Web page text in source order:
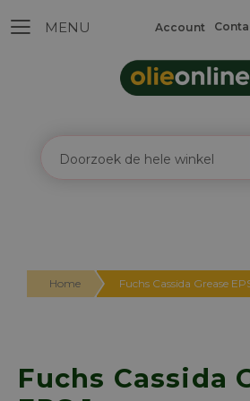
Account
Home Fuchs Cassida Grease
Fuchs Cassida